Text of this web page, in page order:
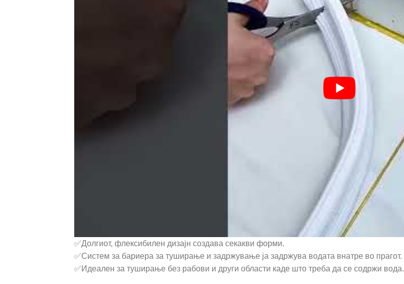
✅Долгиот, флексибилен дизајн создава секакви форми.
✅Систем за бариера за туширање и задржување ја задржува водата внатре во прагот.
✅Идеален за туширање без рабови и други области каде што треба да се содржи вода.